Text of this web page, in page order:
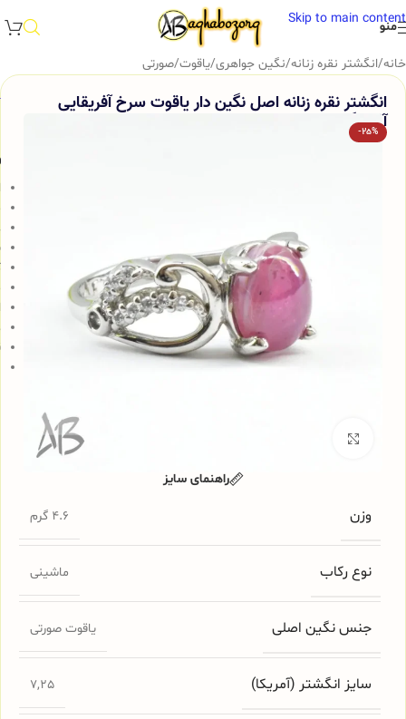
Skip to main content
منو
خانه/انگشتر نقره زنانه/نگین جواهری/یاقوت/صورتی
انگشتر نقره زنانه اصل نگین دار یاقوت سرخ آفریقایی
آقابزرگ کد 653
-25%
وزن 4.6 گرم
نوع رکاب ماشینی
جنس نگین اصلی یاقوت صورتی
سایز انگشتر (آمریکا) 7,25
راهنمای سایز